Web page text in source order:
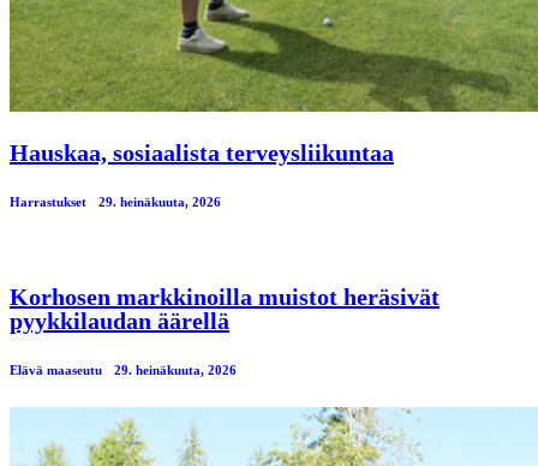
Hauskaa, sosiaalista terveysliikuntaa
Harrastukset 29. heinäkuuta, 2026
Korhosen markkinoilla muistot heräsivät
pyykkilaudan äärellä
Elävä maaseutu 29. heinäkuuta, 2026